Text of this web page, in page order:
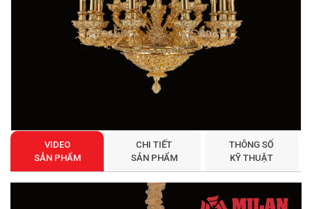
VIDEO
SẢN PHẨM
CHI TIẾT
SẢN PHẨM
THÔNG SỐ
KỸ THUẬT